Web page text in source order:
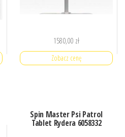
1580,00 zł
Zobacz cenę
Spin Master Psi Patrol
Tablet Rydera 6058332